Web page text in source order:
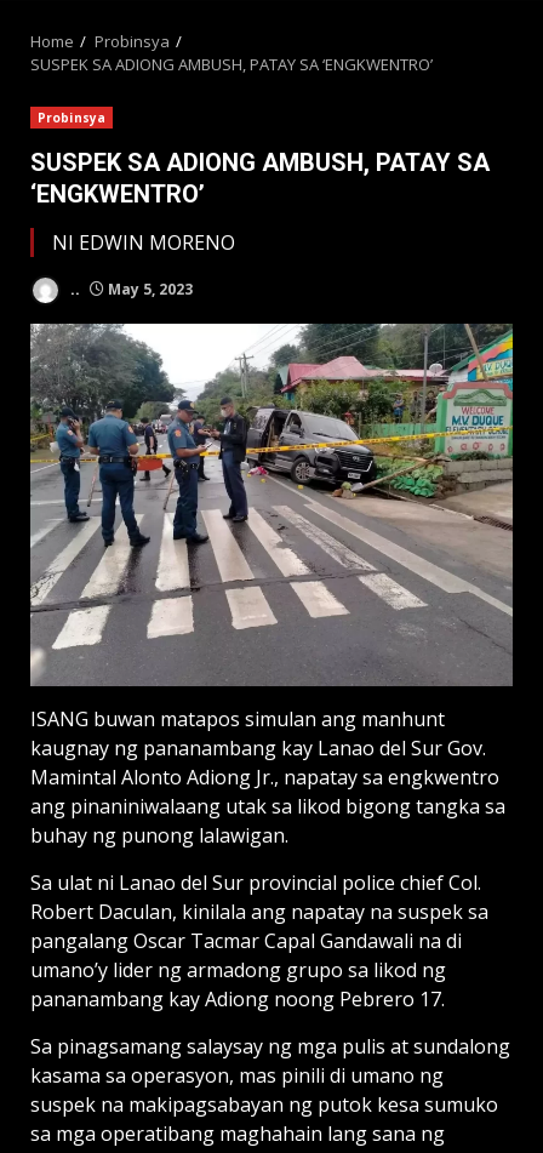
Home
Probinsya
SUSPEK SA ADIONG AMBUSH, PATAY SA ‘ENGKWENTRO’
Probinsya
SUSPEK SA ADIONG AMBUSH, PATAY SA
‘ENGKWENTRO’
NI EDWIN MORENO
.. May 5, 2023
ISANG buwan matapos simulan ang manhunt
kaugnay ng pananambang kay Lanao del Sur Gov.
Mamintal Alonto Adiong Jr., napatay sa engkwentro
ang pinaniniwalaang utak sa likod bigong tangka sa
buhay ng punong lalawigan.
Sa ulat ni Lanao del Sur provincial police chief Col.
Robert Daculan, kinilala ang napatay na suspek sa
pangalang Oscar Tacmar Capal Gandawali na di
umano’y lider ng armadong grupo sa likod ng
pananambang kay Adiong noong Pebrero 17.
Sa pinagsamang salaysay ng mga pulis at sundalong
kasama sa operasyon, mas pinili di umano ng
suspek na makipagsabayan ng putok kesa sumuko
sa mga operatibang maghahain lang sana ng